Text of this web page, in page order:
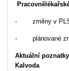
- změny v
- plánované
Aktuální
Kalvoda